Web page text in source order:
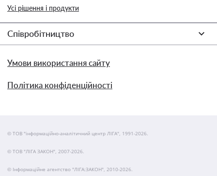
Усі рішення і продукти
Співробітництво
Умови використання сайту
Політика конфіденційності
© ТОВ "інформаційно-аналітичний центр ЛІГА", 1991-2026.
© ТОВ "ЛІГА ЗАКОН", 2007-2026.
© Інформаційне агентство "ЛІГА:ЗАКОН", 2010-2026.